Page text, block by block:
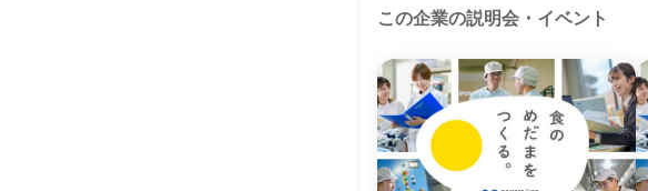
この企業の説明会・イベント